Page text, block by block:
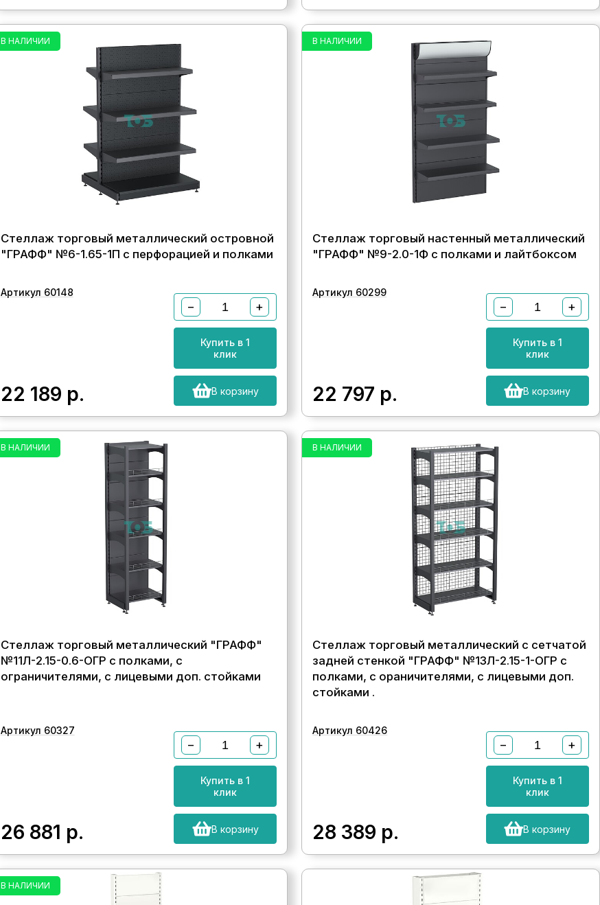
В НАЛИЧИИ
Стеллаж торговый металлический островной
"ГРАФФ" №6-1.65-1П с перфорацией и полками
Артикул 60148
22 189 р.
− +
Купить в 1
клик
В корзину
В НАЛИЧИИ
Стеллаж торговый настенный металлический
"ГРАФФ" №9-2.0-1Ф с полками и лайтбоксом
Артикул 60299
22 797 р.
− +
Купить в 1
клик
В корзину
В НАЛИЧИИ
Стеллаж торговый металлический "ГРАФФ"
№11Л-2.15-0.6-ОГР с полками, с
ограничителями, с лицевыми доп. стойками
Артикул 60327
26 881 р.
− +
Купить в 1
клик
В корзину
В НАЛИЧИИ
Стеллаж торговый металлический с сетчатой
задней стенкой "ГРАФФ" №13Л-2.15-1-ОГР с
полками, с ораничителями, с лицевыми доп.
стойками .
Артикул 60426
28 389 р.
− +
Купить в 1
клик
В корзину
В НАЛИЧИИ